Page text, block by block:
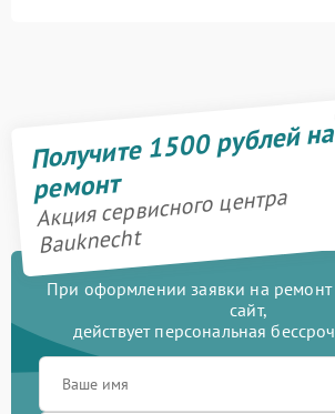
Получите 1500 рублей на
ремонт
Акция сервисного центра
Bauknecht
При оформлении заявки на ремонт
сайт,
действует персональная